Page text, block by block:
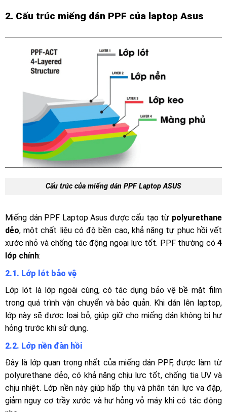
2. Cấu trúc miếng dán PPF của laptop Asus
Cấu trúc của miếng dán PPF Laptop ASUS
Miếng dán PPF Laptop Asus được cấu tạo từ polyurethane
dẻo, một chất liệu có độ bền cao, khả năng tự phục hồi vết
xước nhỏ và chống tác động ngoại lực tốt. PPF thường có 4
lớp chính:
2.1. Lớp lót bảo vệ
Lớp lót là lớp ngoài cùng, có tác dụng bảo vệ bề mặt film
trong quá trình vận chuyển và bảo quản. Khi dán lên laptop,
lớp này sẽ được loại bỏ, giúp giữ cho miếng dán không bị hư
hỏng trước khi sử dụng.
2.2. Lớp nền đàn hồi
Đây là lớp quan trọng nhất của miếng dán PPF, được làm từ
polyurethane dẻo, có khả năng chịu lực tốt, chống tia UV và
chịu nhiệt. Lớp nền này giúp hấp thụ và phân tán lực va đập,
giảm nguy cơ trầy xước và hư hỏng vỏ máy khi có tác động